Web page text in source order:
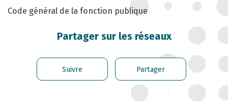
PROFESSIONNELLES
CARRIÈRE DES
GÉRER LES AGENTS
CONTRACTUELS
Code général de la fonction publique
Partager sur les réseaux
Suivre Partager